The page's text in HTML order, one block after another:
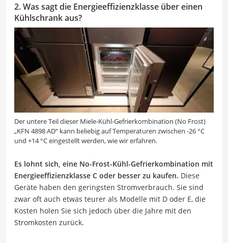
2. Was sagt die Energieeffizienzklasse über einen
Kühlschrank aus?
Der untere Teil dieser Miele-Kühl-Gefrierkombination (No Frost)
„KFN 4898 AD“ kann beliebig auf Temperaturen zwischen -26 °C
und +14 °C eingestellt werden, wie wir erfahren.
Es lohnt sich, eine No-Frost-Kühl-Gefrierkombination mit
Energieeffizienzklasse C oder besser zu kaufen. Diese
Geräte haben den geringsten Stromverbrauch. Sie sind
zwar oft auch etwas teurer als Modelle mit D oder E, die
Kosten holen Sie sich jedoch über die Jahre mit den
Stromkosten zurück.